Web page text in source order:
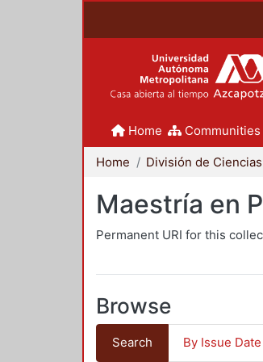
Home
Home
Maestría en
Permanent URI for this
Browse
Search By Issue Date